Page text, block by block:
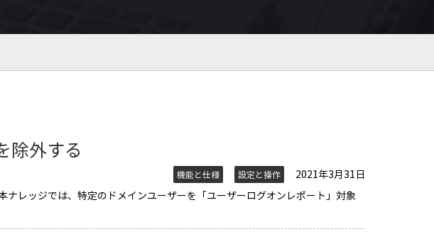
除外する
機能と仕様 設定と操作
2021年3月31日
レッジでは、特定のドメインユーザーを「ユーザーログオンレポート」対象